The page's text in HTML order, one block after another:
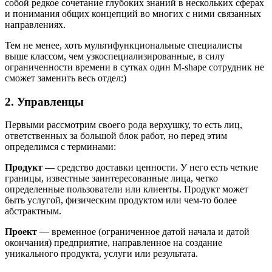
собой редкое сочетание глубоких знаний в нескольких сферах
и понимания общих концепций во многих с ними связанных
направлениях.
Тем не менее, хоть мультифункциональные специалисты
выше классом, чем узкоспециализированные, в силу
ограниченности времени в сутках один M-shape сотрудник не
сможет заменить весь отдел:)
2. Управленцы
Первыми рассмотрим своего рода верхушку, то есть лиц,
ответственных за большой блок работ, но перед этим
определимся с терминами:
Продукт — средство доставки ценности. У него есть четкие
границы, известные заинтересованные лица, четко
определенные пользователи или клиенты. Продукт может
быть услугой, физическим продуктом или чем-то более
абстрактным.
Проект — временное (ограниченное датой начала и датой
окончания) предприятие, направленное на создание
уникального продукта, услуги или результата.